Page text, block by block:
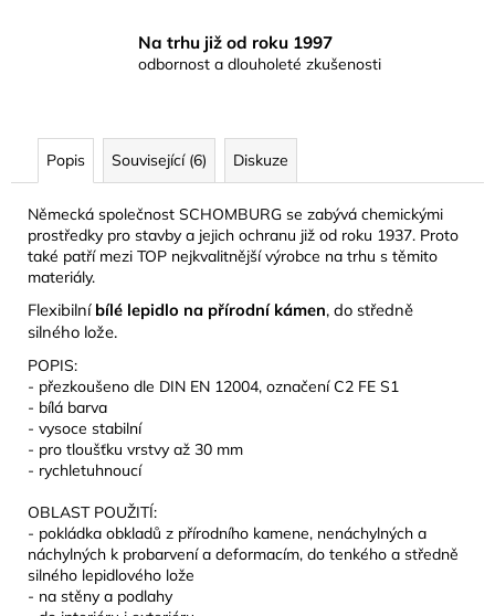
Na trhu již od roku 1997
odbornost a dlouholeté zkušenosti
Popis Související (6) Diskuze
Německá společnost SCHOMBURG se zabývá chemickými
prostředky pro stavby a jejich ochranu již od roku 1937. Proto
také patří mezi TOP nejkvalitnější výrobce na trhu s těmito
materiály.
Flexibilní bílé lepidlo na přírodní kámen, do středně
silného lože.
POPIS:
- přezkoušeno dle DIN EN 12004, označení C2 FE S1
- bílá barva
- vysoce stabilní
- pro tloušťku vrstvy až 30 mm
- rychletuhnoucí
OBLAST POUŽITÍ:
- pokládka obkladů z přírodního kamene, nenáchylných a
náchylných k probarvení a deformacím, do tenkého a středně
silného lepidlového lože
- na stěny a podlahy